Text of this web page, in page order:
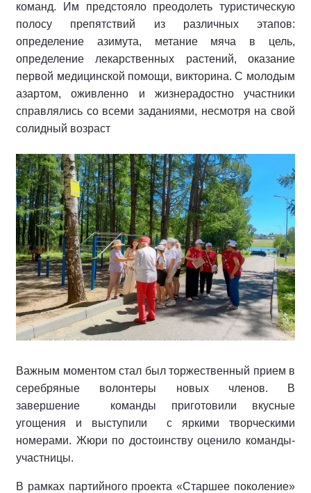
команд. Им предстояло преодолеть туристическую
полосу препятствий из различных этапов:
определение азимута, метание мяча в цель,
определение лекарственных растений, оказание
первой медицинской помощи, викторина. С молодым
азартом, оживленно и жизнерадостно участники
справлялись со всеми заданиями, несмотря на свой
солидный возраст
Важным моментом стал был торжественный прием в
серебряные волонтеры новых членов. В
завершение
команды приготовили вкусные
угощения и выступили
с яркими творческими
номерами. Жюри по достоинству оценило команды-
участницы.
В рамках партийного проекта «Старшее поколение»